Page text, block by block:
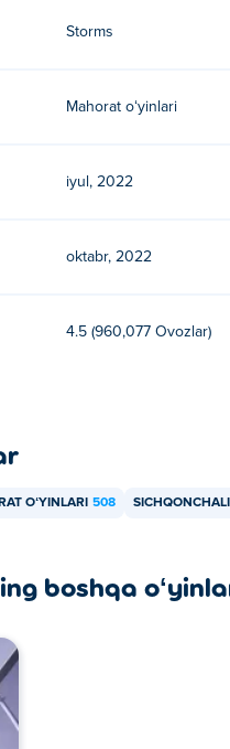
Storms
Mahorat oʻyinlari
iyul, 2022
oktabr, 2022
4.5 (960,077 Ovozlar)
OʻYINLARI 508
boshqa